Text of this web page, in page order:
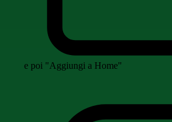
e poi "Aggiungi a Home"